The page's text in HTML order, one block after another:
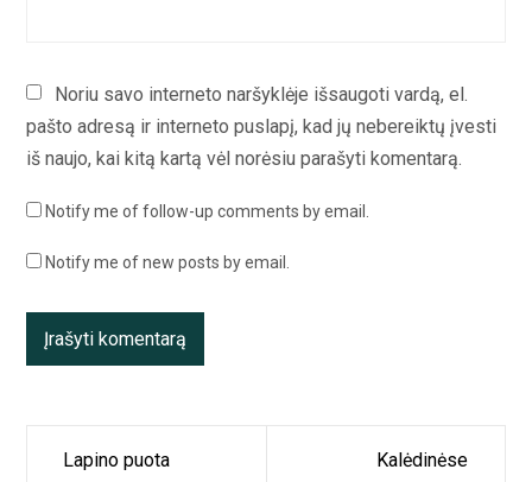
Noriu savo interneto naršyklėje išsaugoti vardą, el.
pašto adresą ir interneto puslapį, kad jų nebereiktų įvesti
iš naujo, kai kitą kartą vėl norėsiu parašyti komentarą.
Notify me of follow-up comments by email.
Notify me of new posts by email.
Navigacija
Lapino puota
Kalėdinėse